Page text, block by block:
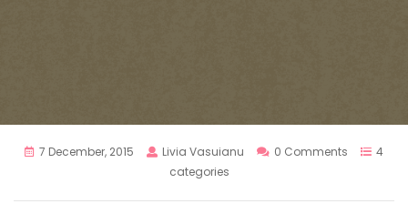
7 December, 2015 Livia Vasuianu 0 Comments
4
categories